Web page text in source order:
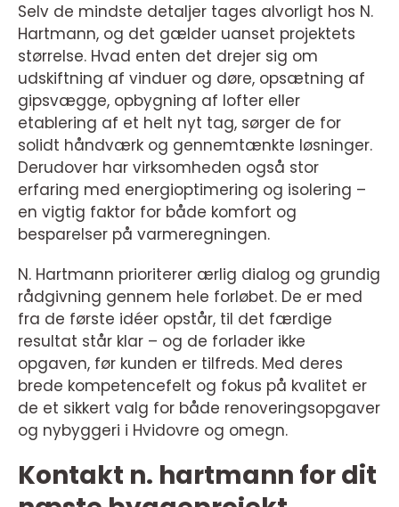
Selv de mindste detaljer tages alvorligt hos N.
Hartmann, og det gælder uanset projektets
størrelse. Hvad enten det drejer sig om
udskiftning af vinduer og døre, opsætning af
gipsvægge, opbygning af lofter eller
etablering af et helt nyt tag, sørger de for
solidt håndværk og gennemtænkte løsninger.
Derudover har virksomheden også stor
erfaring med energioptimering og isolering –
en vigtig faktor for både komfort og
besparelser på varmeregningen.
N. Hartmann prioriterer ærlig dialog og grundig
rådgivning gennem hele forløbet. De er med
fra de første idéer opstår, til det færdige
resultat står klar – og de forlader ikke
opgaven, før kunden er tilfreds. Med deres
brede kompetencefelt og fokus på kvalitet er
de et sikkert valg for både renoveringsopgaver
og nybyggeri i Hvidovre og omegn.
Kontakt n. hartmann for dit